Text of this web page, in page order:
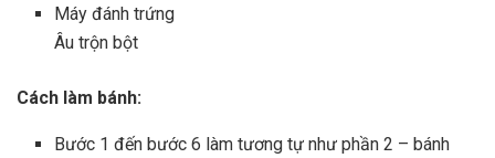
Máy đánh trứng
Âu trộn bột
Cách làm bánh:
Bước 1 đến bước 6 làm tương tự như phần 2 – bánh